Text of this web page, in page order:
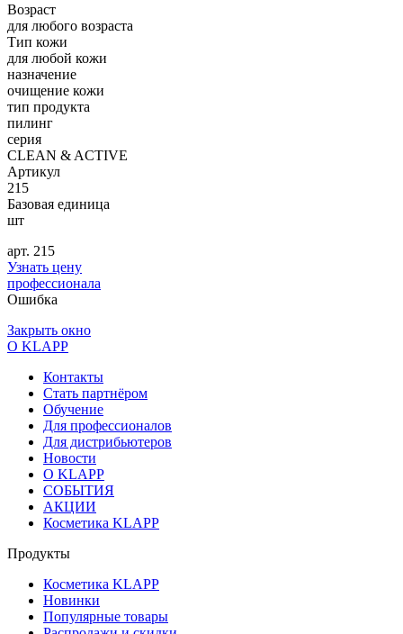
Возраст
для любого возраста
Тип кожи
для любой кожи
назначение
очищение кожи
тип продукта
пилинг
серия
CLEAN & ACTIVE
Артикул
215
Базовая единица
шт
арт. 215
Узнать цену
профессионала
Ошибка
Закрыть окно
О KLAPP
Контакты
Стать партнёром
Обучение
Для профессионалов
Для дистрибьютеров
Новости
О KLAPP
СОБЫТИЯ
АКЦИИ
Косметика KLAPP
Продукты
Косметика KLAPP
Новинки
Популярные товары